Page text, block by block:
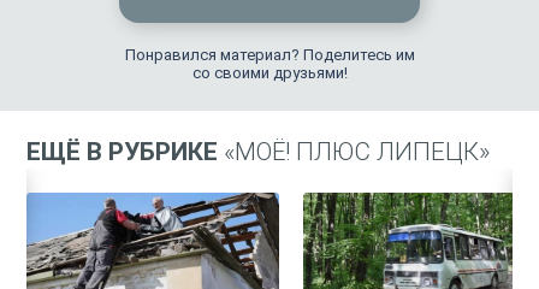
Понравился материал? Поделитесь им
со своими друзьями!
ЕЩЁ В РУБРИКЕ «МОЁ! ПЛЮС ЛИПЕЦК»